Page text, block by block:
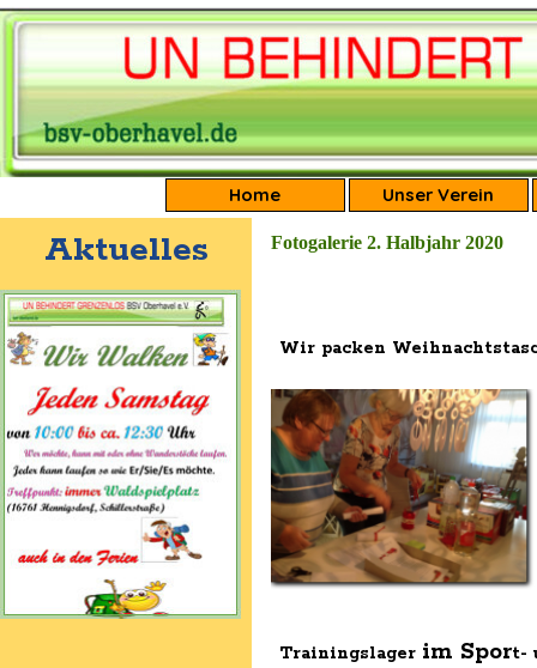
Direkt zum Seiteninhalt
Home Unser Verein
Aktuelles Fotogalerie 2. Halbjahr 2020
Wir packen
Trainingslager im Sport-